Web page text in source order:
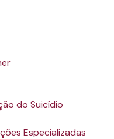
do Suicídio
Especializadas